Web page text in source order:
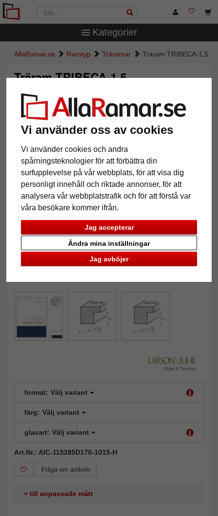
Vi använder oss av cookies
Vi använder cookies och andra
spårningsteknologier för att förbättra din
surfupplevelse på vår webbplats, för att visa dig
personligt innehåll och riktade annonser, för att
analysera vår webbplatstrafik och för att förstå var
våra besökare kommer ifrån.
Jag accepterar
Jag avböjer
Ändra mina inställningar
Kategorier
AllaRamar.se Ramtyp Träramar Träram TRIBECA-1,5
Träram TRIBECA-1,5
Tillbaka
format: Välj variant
färg: Välj variant
glasart: Välj variant
Art.Nr.: AIC-115285D170-1015-H
Fråga om artikeln
» till anpassade mått